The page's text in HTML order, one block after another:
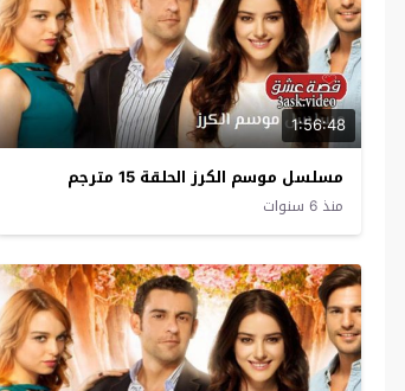
1:56:48
مسلسل موسم الكرز الحلقة 15 مترجم
منذ 6 سنوات